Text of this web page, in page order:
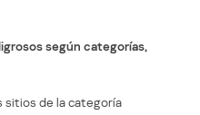
según categorías,
sitios de la categoría